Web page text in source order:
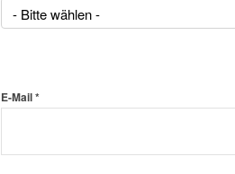
- Bitte wählen -
E-Mail *